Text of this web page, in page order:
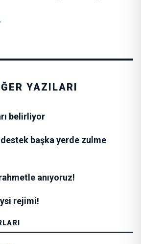
YAZILARI
belirliyor
başka yerde zulme
anıyoruz!
rejimi!